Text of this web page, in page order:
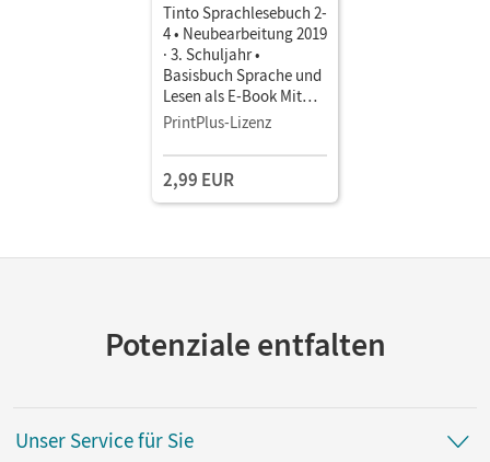
Tinto Sprachlesebuch 2-
4 • Neubearbeitung 2019
· 3. Schuljahr •
Basisbuch Sprache und
Lesen als E-Book Mit
Medien
PrintPlus-Lizenz
2,99 EUR
Potenziale entfalten
Unser Service für Sie